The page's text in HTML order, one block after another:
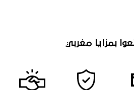
بمزايا مغربي